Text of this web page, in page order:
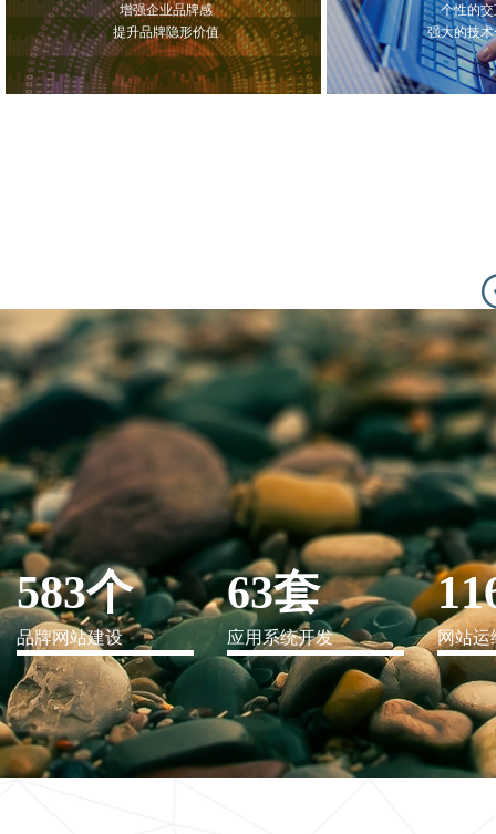
增强企业品牌感
提升品牌隐形价值
个性的
强大的技
IT行业解决方案
信息爆炸时代，信息传递是否做到更新、更全、更
快
583个
品牌网站建设
63套
应用系统开发 网站运